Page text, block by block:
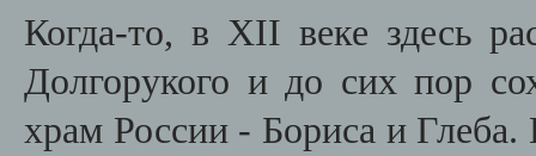
Когда-то, в XII веке здесь
Долгорукого и до сих пор
храм России - Бориса и